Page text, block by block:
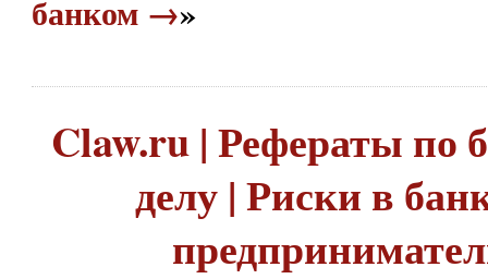
банком →»
Claw.ru | Рефераты по
делу | Риски в